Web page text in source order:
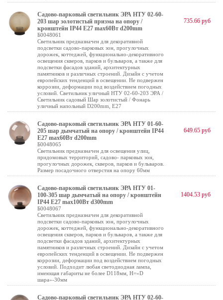
Садово-парковый светильник ЭРА НТУ 02-60-
203 шар золотистый призма на опору /
кронштейн IP44 Е27 max60Вт d200mm
Б0048061
Светильник предназначен для декоративной
подсветки садово-парковых зон, прогулочных
дорожек, коттеджей, функционально-декоративного
освещения скверов, парков и бульваров, а также для
подсветки фасадов зданий, архитектурных
памятников и различных строений. Дизайн с учетом
европейских тенденций в освещении. Не подвержен
коррозии, деформации под воздействием погодных
условий. Светильник уличный НТУ 02-60-203 ЭРА /
Cветильник садовый Шар золотистый / Фонарь
уличный напольный D200mm, Е27
735.66 руб
Садово-парковый светильник ЭРА НТУ 01-60-
205 шар дымчатый на опору / кронштейн IP44
Е27 max60Вт d200mm
Б0048065
Светильник предназначен для освещения улиц,
придомовых территорий, садово- парковых зон,
прогулочных дорожек, скверов, парков и бульваров.
Размер посадочного отверстия на опору 60мм
649.65 руб
Садово-парковый светильник ЭРА НТУ 01-
100-305 шар дымчатый на опору / кронштейн
IP44 Е27 max100Вт d300mm
Б0048067
Светильник предназначен для декоративной
подсветки садово-парковых зон, прогулочных
дорожек, коттеджей, функционально-декоративного
освещения скверов, парков и бульваров, а также для
подсветки фасадов зданий, архитектурных
памятников и различных строений. Дизайн с учетом
европейских тенденций в освещении. Не подвержен
коррозии, деформации под воздействием погодных
условий. Подходит любая светодиодная лампа,
имеющая габариты не более D118мм, H=«D
шара»-30мм
1404.53 руб
Садово-парковый светильник ЭРА НТУ 02-60-